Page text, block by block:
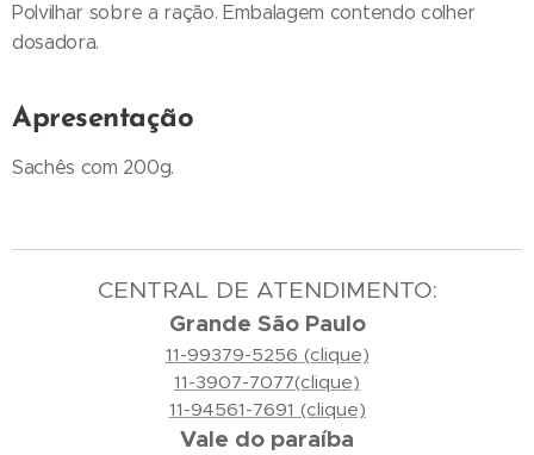
Polvilhar sobre a ração. Embalagem contendo colher
dosadora.
Apresentação
Sachês com 200g.
CENTRAL DE ATENDIMENTO:
Grande São Paulo
11-99379-5256 (clique)
11-3907-7077(clique)
11-94561-7691 (clique)
Vale do paraíba